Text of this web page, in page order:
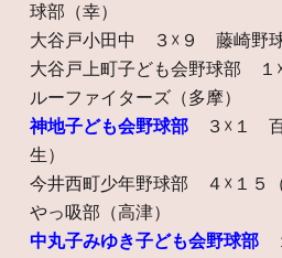
球部（幸）
大谷戸小田中 ３☓９ 藤崎野球
大谷戸上町子ども会野球部
ルーファイターズ（多摩）
神地子ども会野球部 ３☓１ 百
生）
今井西町少年野球部 ４☓１５
やっ吸部（高津）
中丸子みゆき子ども会野球部